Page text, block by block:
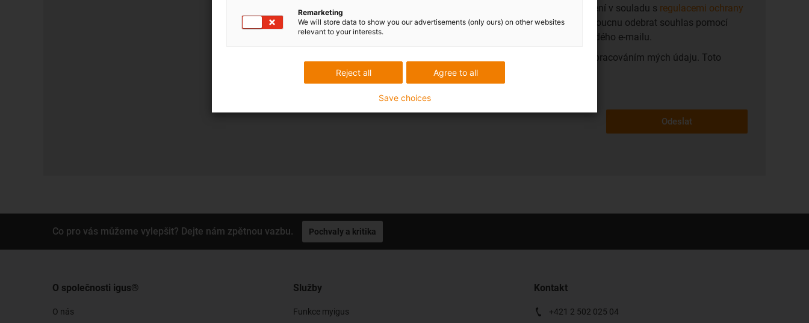
spolecností igus® v rámci reklamních sdelení v souladu s regulacemi ochrany
dat. Jsem si vedom, že mohu kdykoli v budoucnu odebrat souhlas pomocí
odkazu "Zrušit odber", který je soucástí každého e-mailu.
a se zpracováním mých údaju. Toto
oprávnení mužete kdykoli zrušit.
Odeslat
Co pro vás můžeme vylepšit? Dejte nám zpětnou vazbu. Pochvaly a kritika
O společnosti igus®
O nás
Služby
Funkce myigus
Kontakt
+421 2 502 025 04
Remarketing
We will store data to show you our advertisements (only ours) on other websites
relevant to your interests.
Agree to all
Reject all
Save choices